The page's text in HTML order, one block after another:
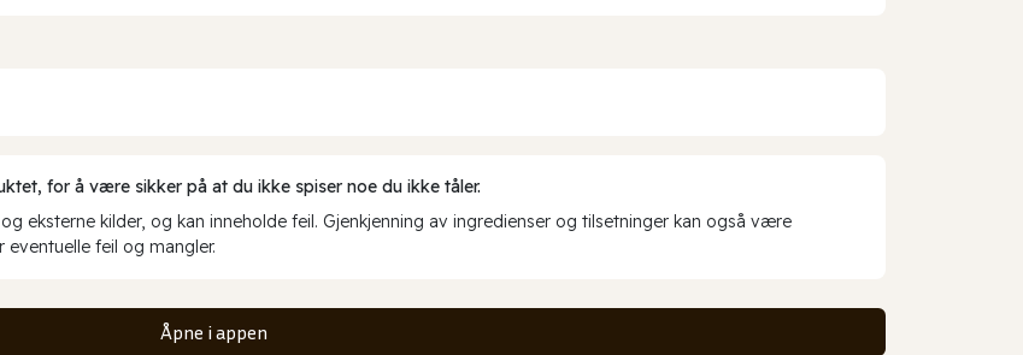
for å være sikker på at du ikke spiser noe du ikke tåler.
eksterne kilder, og kan inneholde feil. Gjenkjenning av ingredienser og tilsetninger kan også være
feil og mangler.
Åpne i appen